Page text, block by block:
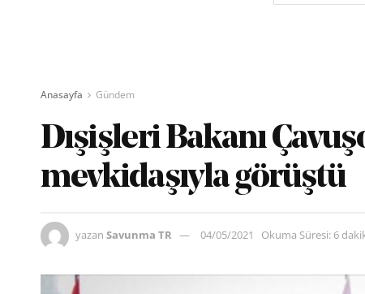
Anasayfa Gündem
Dışişleri Bakanı
mevkidaşıyla görüştü
yazan Savunma TR 04/05/2021 Okuma Süresi: 6